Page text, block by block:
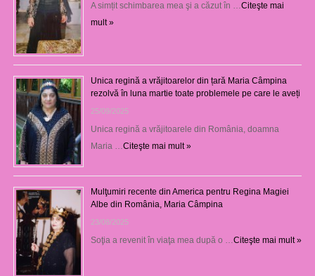
A simțit schimbarea mea şi a căzut în …Citeşte mai
mult »
Unica regină a vrăjitoarelor din țară Maria Câmpina
rezolvă în luna martie toate problemele pe care le aveți
25/09/2025
Unica regină a vrăjitoarele din România, doamna
Maria …Citeşte mai mult »
Mulţumiri recente din America pentru Regina Magiei
Albe din România, Maria Câmpina
23/08/2025
Soţia a revenit în viaţa mea după o …Citeşte mai mult »